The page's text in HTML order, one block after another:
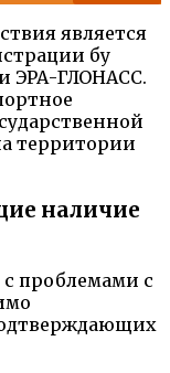
является
бу
ЭРА-ГЛОНАСС.
территории
наличие
проблемами с